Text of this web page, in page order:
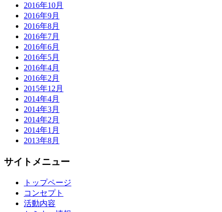
2016年10月
2016年9月
2016年8月
2016年7月
2016年6月
2016年5月
2016年4月
2016年2月
2015年12月
2014年4月
2014年3月
2014年2月
2014年1月
2013年8月
サイトメニュー
トップページ
コンセプト
活動内容